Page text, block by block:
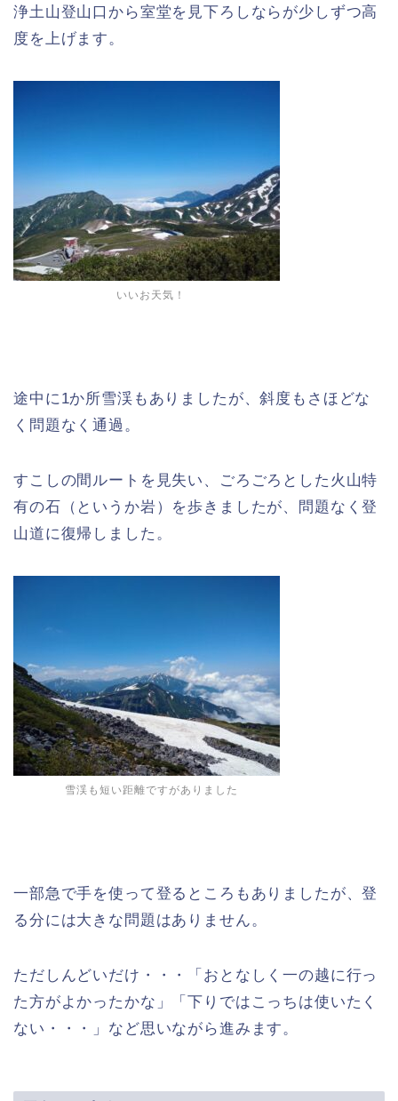
浄土山登山口から室堂を見下ろしならが少しずつ高
度を上げます。
いいお天気！
途中に1か所雪渓もありましたが、斜度もさほどな
く問題なく通過。
すこしの間ルートを見失い、ごろごろとした火山特
有の石（というか岩）を歩きましたが、問題なく登
山道に復帰しました。
雪渓も短い距離ですがありました
一部急で手を使って登るところもありましたが、登
る分には大きな問題はありません。
ただしんどいだけ・・・「おとなしく一の越に行っ
た方がよかったかな」「下りではこっちは使いたく
ない・・・」など思いながら進みます。